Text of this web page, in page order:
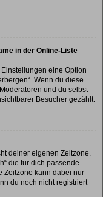
in der Online-Liste
eine Option
Wenn du diese
und du selbst
Besucher gezählt.
deiner eigenen Zeitzone.
die für dich passende
Zeitzone kann dabei nur
du noch nicht registriert